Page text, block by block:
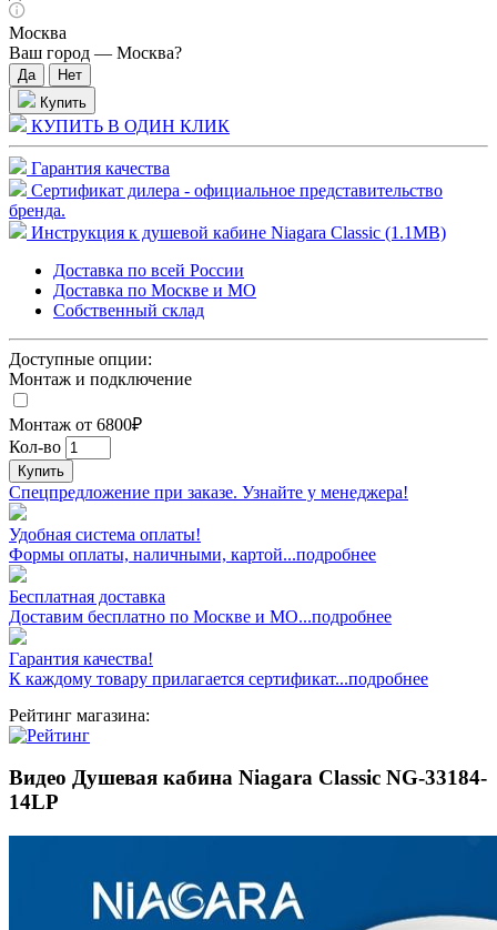
Москва
Ваш город — Москва?
Купить
КУПИТЬ В ОДИН КЛИК
Гарантия качества
Сертификат дилера - официальное представительство
бренда.
Инструкция к душевой кабине Niagara Classic (1.1MB)
Доставка по всей России
Доставка по Москве и МО
Собственный склад
Доступные опции:
Монтаж и подключение
Монтаж от 6800₽
Кол-во
Купить
Спецпредложение при заказе. Узнайте у менеджера!
Удобная система оплаты!
Формы оплаты, наличными, картой...подробнее
Бесплатная доставка
Доставим бесплатно по Москве и МО...подробнее
Гарантия качества!
К каждому товару прилагается сертификат...подробнее
Рейтинг магазина:
Видео Душевая кабина Niagara Classic NG-33184-
14LP